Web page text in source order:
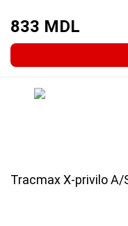
833 MDL
Tracmax X-privilo A/